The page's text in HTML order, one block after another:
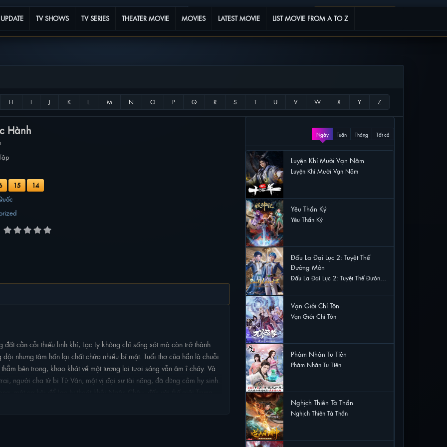
Phim yêu thích
TV SHOWS TV SERIES THEATER MOVIE MOVIES LATEST MOVIE LIST MOVIE FROM A TO Z
Hành
15 14
cằn cỗi thiếu linh khí, Lạc Ly không chỉ sống sót mà còn trở thành
nhưng tâm hồn lại chất chứa nhiều bí mật. Tuổi thơ của hắn là chuỗi
bên trong, khao khát về một tương lai tươi sáng vẫn âm ỉ cháy. Và
người cha từ bi Từ Vân, một vị đại sư tài năng, đã dũng cảm hy sinh.
đơn thuần, mà là hành trình tìm kiếm sự tự do, con đường tu tiên chân
Ngày Tuần Tháng Tất cả
Luyện Khí Mười Vạn Năm
Luyện Khí Mười Vạn Năm
Yêu Thần Ký
Yêu Thần Ký
Đấu La Đại Lục 2: Tuyệt Thế
Đường Môn
Đấu La Đại Lục 2: Tuyệt Thế Đường
Vạn Giới Chí Tôn
Vạn Giới Chí Tôn
Phàm Nhân Tu Tiên
Phàm Nhân Tu Tiên
Nghịch Thiên Tà Thần
Nghịch Thiên Tà Thần